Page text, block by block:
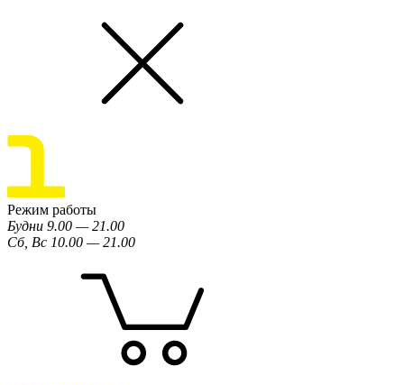
Режим работы
Будни 9.00 — 21.00
Сб, Вс 10.00 — 21.00